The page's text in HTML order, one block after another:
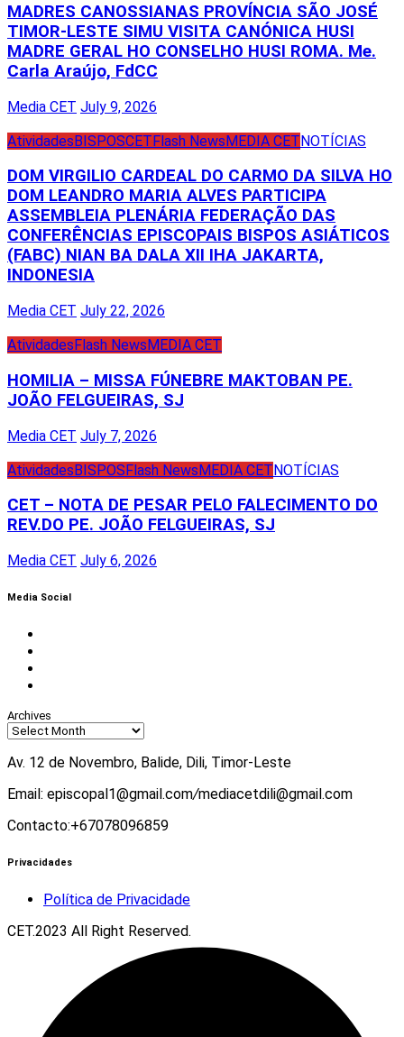
MADRES CANOSSIANAS PROVÍNCIA SÃO JOSÉ
TIMOR-LESTE SIMU VISITA CANÓNICA HUSI
MADRE GERAL HO CONSELHO HUSI ROMA. Me.
Carla Araújo, FdCC
Media CET July 9, 2026
AtividadesBISPOSCETFlash NewsMEDIA CETNOTÍCIAS
DOM VIRGILIO CARDEAL DO CARMO DA SILVA HO
DOM LEANDRO MARIA ALVES PARTICIPA
ASSEMBLEIA PLENÁRIA FEDERAÇÃO DAS
CONFERÊNCIAS EPISCOPAIS BISPOS ASIÁTICOS
(FABC) NIAN BA DALA XII IHA JAKARTA,
INDONESIA
Media CET July 22, 2026
AtividadesFlash NewsMEDIA CET
HOMILIA – MISSA FÚNEBRE MAKTOBAN PE.
JOÃO FELGUEIRAS, SJ
Media CET July 7, 2026
AtividadesBISPOSFlash NewsMEDIA CETNOTÍCIAS
CET – NOTA DE PESAR PELO FALECIMENTO DO
REV.DO PE. JOÃO FELGUEIRAS, SJ
Media CET July 6, 2026
Media Social
Archives
Av. 12 de Novembro, Balide, Dili, Timor-Leste
Email: episcopal1@gmail.com/mediacetdili@gmail.com
Contacto:+67078096859
Privacidades
Política de Privacidade
CET.2023 All Right Reserved.